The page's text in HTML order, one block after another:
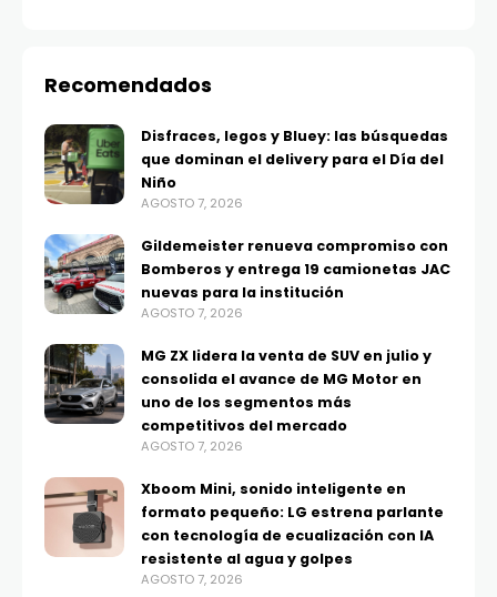
Recomendados
Disfraces, legos y Bluey: las búsquedas
que dominan el delivery para el Día del
Niño
AGOSTO 7, 2026
Gildemeister renueva compromiso con
Bomberos y entrega 19 camionetas JAC
nuevas para la institución
AGOSTO 7, 2026
MG ZX lidera la venta de SUV en julio y
consolida el avance de MG Motor en
uno de los segmentos más
competitivos del mercado
AGOSTO 7, 2026
Xboom Mini, sonido inteligente en
formato pequeño: LG estrena parlante
con tecnología de ecualización con IA
resistente al agua y golpes
AGOSTO 7, 2026